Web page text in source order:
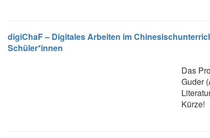
digiChaF – Digitales Arbeiten im
Schüler*innen
Das
Guder
Kürze!